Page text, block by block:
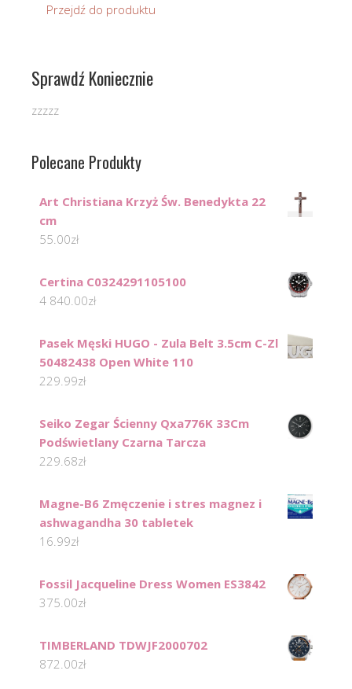
Przejdź do produktu
Sprawdź Koniecznie
zzzzz
Polecane Produkty
Art Christiana Krzyż Św. Benedykta 22
cm
55.00zł
Certina C0324291105100
4 840.00zł
Pasek Męski HUGO - Zula Belt 3.5cm C-Zl
50482438 Open White 110
229.99zł
Seiko Zegar Ścienny Qxa776K 33Cm
Podświetlany Czarna Tarcza
229.68zł
Magne-B6 Zmęczenie i stres magnez i
ashwagandha 30 tabletek
16.99zł
Fossil Jacqueline Dress Women ES3842
375.00zł
TIMBERLAND TDWJF2000702
872.00zł